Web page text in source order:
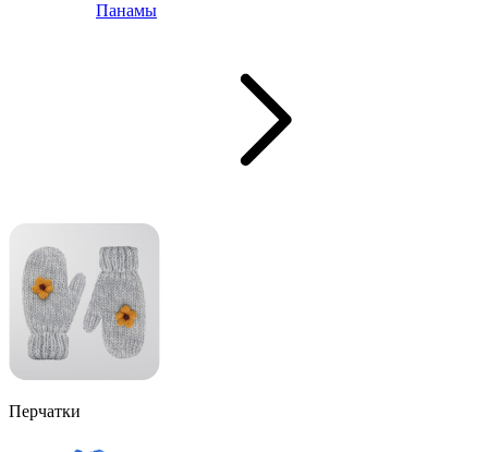
Панамы
Перчатки